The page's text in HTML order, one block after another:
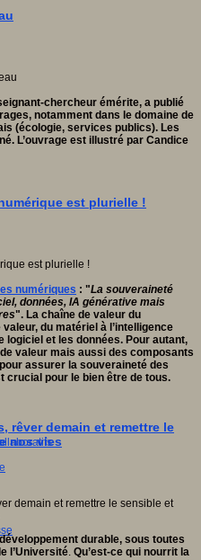
chercheur émérite, a publié
notamment dans le domaine de
(écologie, services publics). Les
L’ouvrage est illustré par Candice
est plurielle !
numériques : "La souveraineté
données, IA générative mais
". La chaîne de valeur du
du matériel à l’intelligence
et les données. Pour autant,
valeur mais aussi des composants
assurer la souveraineté des
crucial pour le bien être de tous.
rêver demain et remettre le
nos vies
durable, sous toutes
l’Université. Qu’est-ce qui nourrit la